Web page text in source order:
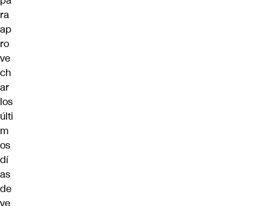
ra
ap
ro
ve
ch
ar
los
últi
m
os
dí
as
de
ve